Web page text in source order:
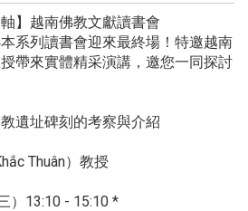
】越南佛教文獻讀書會
系列讀書會迎來最終場！特邀越南
帶來實體精采演講，邀您一同探討
遺址碑刻的考察與介紹
Thuân）教授
）13:10 - 15:10 *